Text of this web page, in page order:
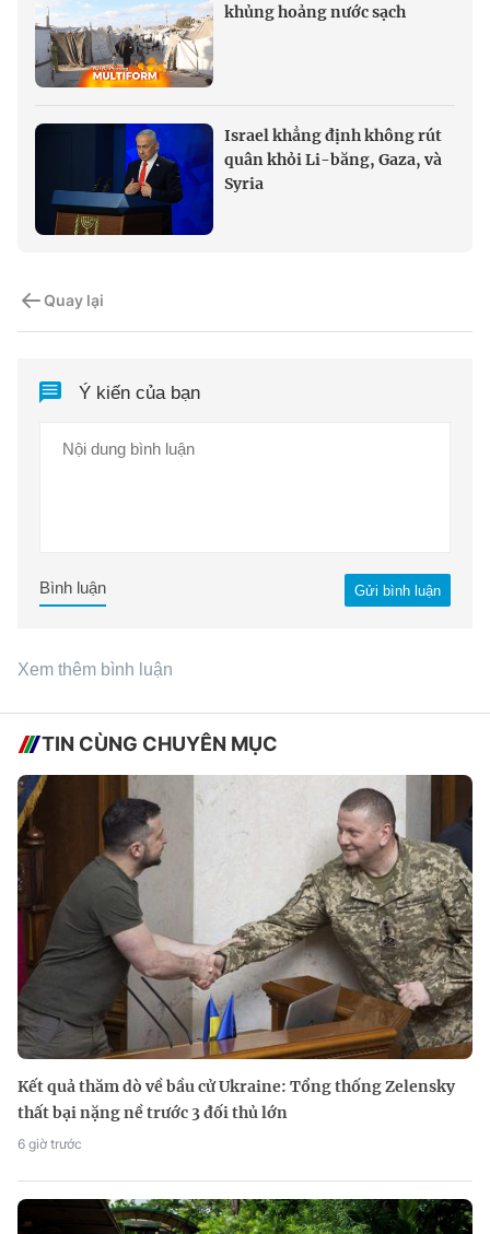
khủng hoảng nước sạch
Israel khẳng định không rút
quân khỏi Li-băng, Gaza, và
Syria
Quay lại
Ý kiến của bạn
Gửi bình luận
Bình luận
Xem thêm bình luận
TIN CÙNG CHUYÊN MỤC
Kết quả thăm dò về bầu cử Ukraine: Tổng thống Zelensky
thất bại nặng nề trước 3 đối thủ lớn
6 giờ trước